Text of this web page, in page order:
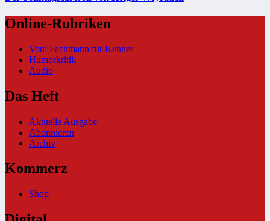
Online-Rubriken
Vom Fachmann für Kenner
Humorkritik
Audio
Das Heft
Aktuelle Ausgabe
Abonnieren
Archiv
Kommerz
Shop